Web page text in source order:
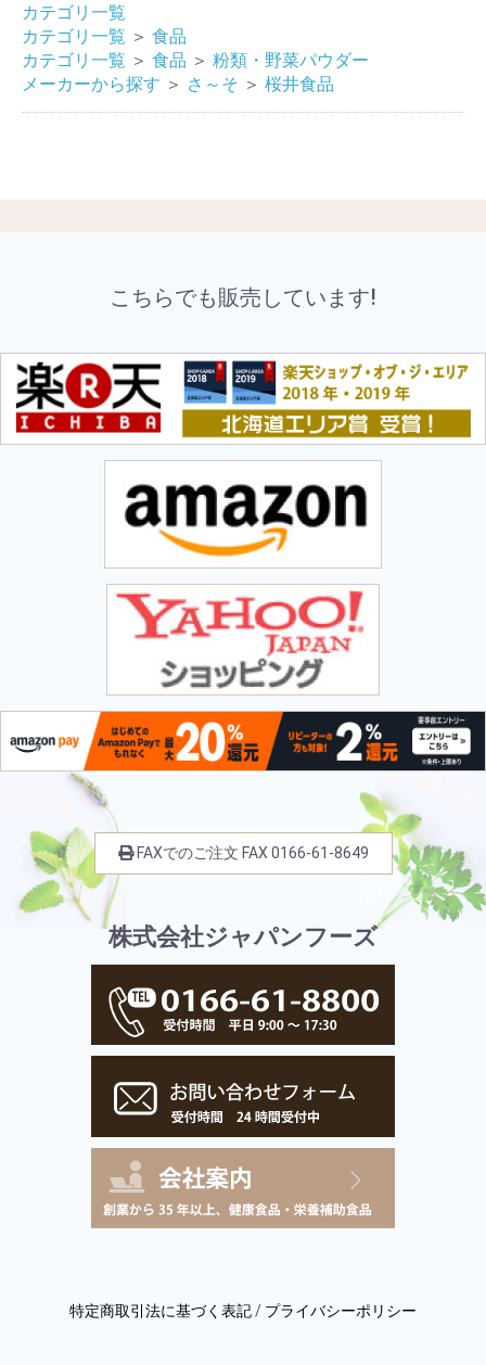
カテゴリ一覧
カテゴリ一覧 ＞ 食品
カテゴリ一覧 ＞ 食品 ＞ 粉類・野菜パウダー
メーカーから探す ＞ さ～そ ＞ 桜井食品
こちらでも販売しています!
FAXでのご注文 FAX0166-61-8649
株式会社ジャパンフーズ
特定商取引法に基づく表記/ プライバシーポリシー